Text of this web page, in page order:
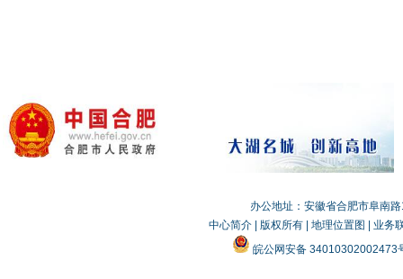
办公地址：安徽省合肥市阜南
中心简介| 版权所有| 地理位置图
业务
皖公网安备 34010302002473